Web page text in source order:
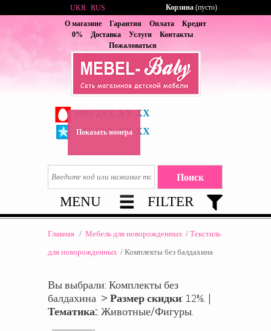
О магазине Гарантия Оплата
Кредит
0%
Доставка Услуги
Контакты
Пожаловаться
2XX-XX-XX
(067) 6XX-XX-XX
Показать номера
UKR RUS Корзина (пусто)
MENU FILTER
Главная / Мебель для новорожденных / Текстиль
для новорожденных / Комплекты без балдахина
Вы выбрали: Комплекты без
балдахина > Размер скидки: 12%. |
Тематика:: Животные/Фигуры.